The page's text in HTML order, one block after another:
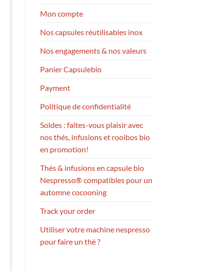
Mon compte
Nos capsules réutilisables inox
Nos engagements & nos valeurs
Panier Capsulebio
Payment
Politique de confidentialité
Soldes : faites-vous plaisir avec
nos thés, infusions et rooibos bio
en promotion!
Thés & infusions en capsule bio
Nespresso® compatibles pour un
automne cocooning
Track your order
Utiliser votre machine nespresso
pour faire un thé ?